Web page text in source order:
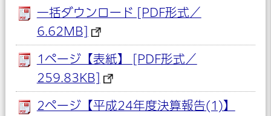
一括ダウンロード [PDF形式／
6.62MB]
1ページ【表紙】 [PDF形式／
259.83KB]
2ページ【平成24年度決算報告(1)】